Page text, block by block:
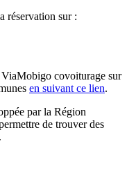
réservation sur :
covoiturage sur
en suivant ce lien.
par la Région
de trouver des